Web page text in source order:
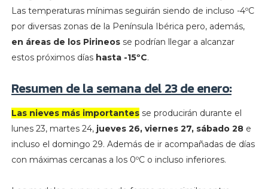
Las temperaturas mínimas seguirán siendo de incluso -4ºC
por diversas zonas de la Península Ibérica pero, además,
en áreas de los Pirineosse podrían llegar a alcanzar
estos próximos días hasta -15ºC.
Resumen de la semana del 23 de enero:
Las nieves más importantesse producirán durante el
lunes 23, martes 24, jueves 26, viernes 27, sábado 28e
incluso el domingo 29. Además de ir acompañadas de días
con máximas cercanas a los 0ºC o incluso inferiores.